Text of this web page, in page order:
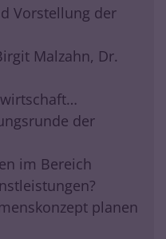
Vorstellung der
Malzahn, Dr.
der
im Bereich
planen